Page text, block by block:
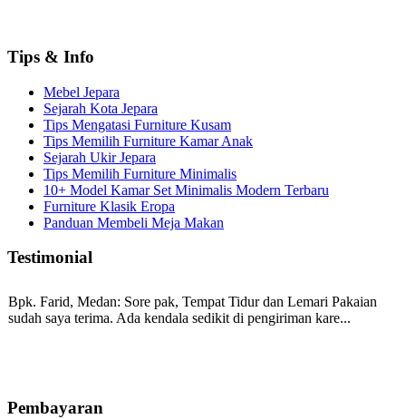
Tips & Info
Mebel Jepara
Sejarah Kota Jepara
Tips Mengatasi Furniture Kusam
Tips Memilih Furniture Kamar Anak
Sejarah Ukir Jepara
Tips Memilih Furniture Minimalis
10+ Model Kamar Set Minimalis Modern Terbaru
Furniture Klasik Eropa
Panduan Membeli Meja Makan
Testimonial
Bpk. Farid, Medan: Sore pak, Tempat Tidur dan Lemari Pakaian
sudah saya terima. Ada kendala sedikit di pengiriman kare...
bale2 dan kursi teras saya sudah saya terima dan p...
Pembayaran